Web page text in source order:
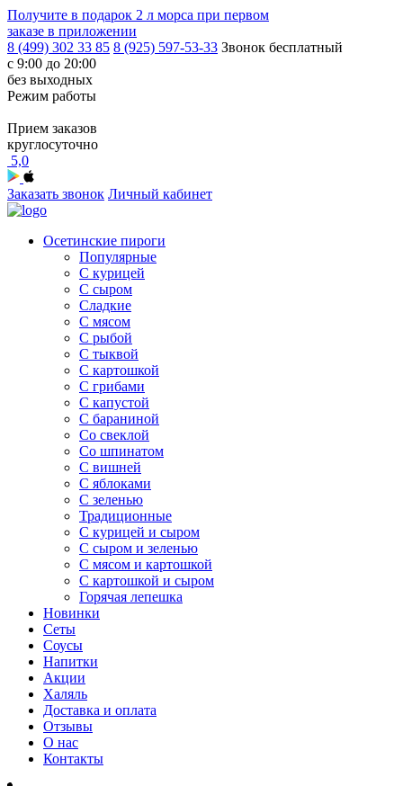
Получите в подарок 2 л морса при первом
заказе в приложении
8 (499) 302 33 85 8 (925) 597-53-33 Звонок бесплатный
с 9:00 до 20:00
без выходных
Режим работы
Прием заказов
круглосуточно
5,0
Заказать звонок Личный кабинет
Осетинские пироги
Популярные
С курицей
С сыром
Сладкие
С мясом
С рыбой
С тыквой
С картошкой
С грибами
С капустой
C бараниной
Со свеклой
Со шпинатом
С вишней
С яблоками
С зеленью
Традиционные
С курицей и сыром
С сыром и зеленью
С мясом и картошкой
С картошкой и сыром
Горячая лепешка
Новинки
Сеты
Соусы
Напитки
Акции
Халяль
Доставка и оплата
Отзывы
О нас
Контакты